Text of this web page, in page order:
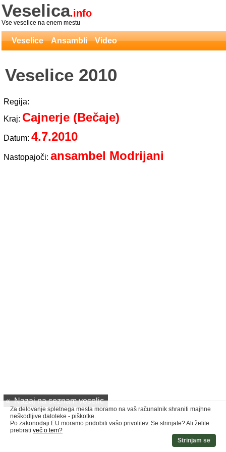
Veselica.info
Vse veselice na enem mestu
Veselice Ansambli Video
Veselice 2010
Regija:
Kraj: Cajnerje (Bečaje)
Datum: 4.7.2010
Nastopajoči: ansambel Modrijani
« Nazaj na seznam veselic
Za delovanje spletnega mesta moramo na vaš računalnik shraniti majhne
neškodljive datoteke - piškotke.
Po zakonodaji EU moramo pridobiti vašo privolitev. Se strinjate? Ali želite
prebrati več o tem?
Strinjam se